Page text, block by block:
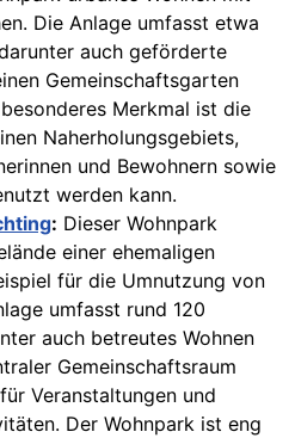
Die Anlage umfasst etwa
auch geförderte
Gemeinschaftsgarten
Merkmal ist die
Naherholungsgebiets,
und Bewohnern sowie
werden kann.
: Dieser Wohnpark
einer ehemaligen
für die Umnutzung von
umfasst rund 120
auch betreutes Wohnen
Gemeinschaftsraum
Veranstaltungen und
Der Wohnpark ist eng